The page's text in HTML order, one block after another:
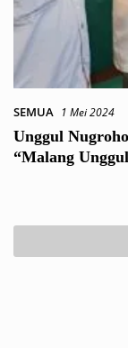
SEMUA 1 Mei 2024
Unggul
“Malang